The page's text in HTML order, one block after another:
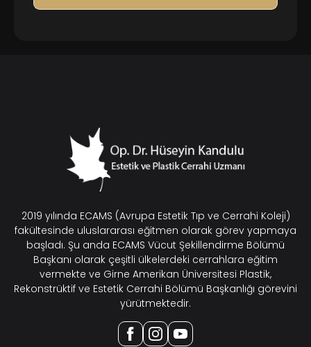
2019 yılında ECAMS (Avrupa Estetik Tıp ve Cerrahi Koleji)
fakültesinde uluslararası eğitmen olarak görev yapmaya
başladı. Şu anda ECAMS Vücut Şekillendirme Bölümü
Başkanı olarak çeşitli ülkelerdeki cerrahlara eğitim
vermekte ve Girne Amerikan Üniversitesi Plastik,
Rekonstrüktif ve Estetik Cerrahi Bölümü Başkanlığı görevini
yürütmektedir.